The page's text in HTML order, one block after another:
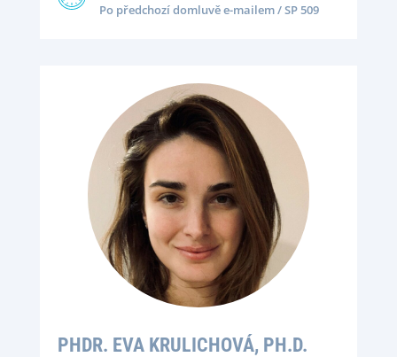
Po předchozí domluvě e-mailem/SP 509
PHDR. EVA KRULICHOVÁ, PH.D.